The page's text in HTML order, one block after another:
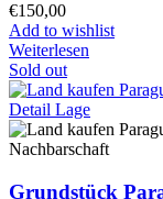
€150,00
Add to wishlist
Weiterlesen
Sold out
Grundstück